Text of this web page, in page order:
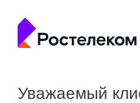
Уважаемый